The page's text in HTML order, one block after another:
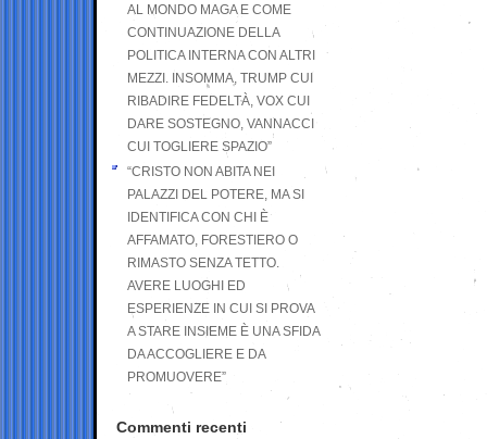
AL MONDO MAGA E COME
CONTINUAZIONE DELLA
POLITICA INTERNA CON ALTRI
MEZZI. INSOMMA, TRUMP CUI
RIBADIRE FEDELTÀ, VOX CUI
DARE SOSTEGNO, VANNACCI
CUI TOGLIERE SPAZIO”
“CRISTO NON ABITA NEI
PALAZZI DEL POTERE, MA SI
IDENTIFICA CON CHI È
AFFAMATO, FORESTIERO O
RIMASTO SENZA TETTO.
AVERE LUOGHI ED
ESPERIENZE IN CUI SI PROVA
A STARE INSIEME È UNA SFIDA
DA ACCOGLIERE E DA
PROMUOVERE”
Commenti recenti